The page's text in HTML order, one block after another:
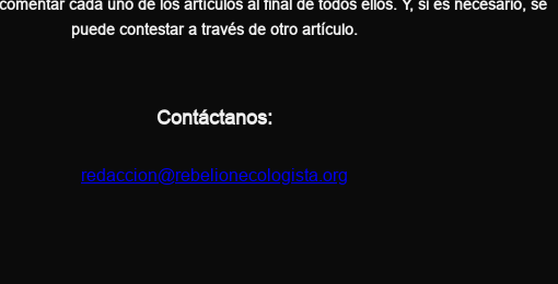
cada uno de los artículos al final de todos ellos. Y, si es necesario, se
puede contestar a través de otro artículo.
Contáctanos:
redaccion@rebelionecologista.org